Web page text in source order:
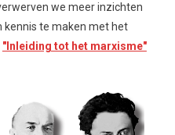
we meer inzichten
kennis te maken met het
"Inleiding tot het marxisme"